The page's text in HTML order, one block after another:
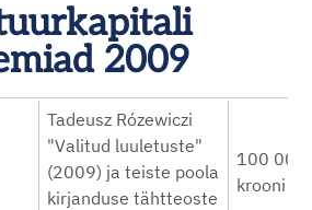
2009
Tadeusz Rózewiczi
"Valitud luuletuste"
(2009) ja teiste poola
kirjanduse tähtteoste
100 000
krooni